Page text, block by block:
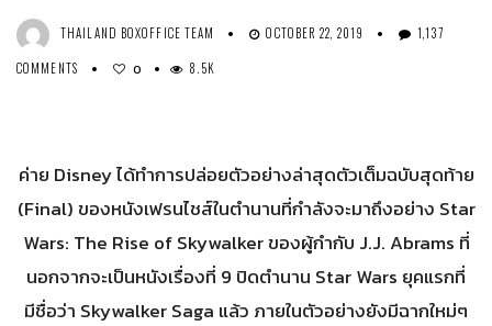
THAILAND BOXOFFICE TEAM OCTOBER 22, 2019
1,137
COMMENTS
0 8.5K
ค่าย Disney ได้ทำการปล่อยตัวอย่างล่าสุดตัวเต็มฉบับสุดท้าย
(Final) ของหนังเฟรนไชส์ในตำนานที่กำลังจะมาถึงอย่าง Star
Wars: The Rise of Skywalker ของผู้กำกับ J.J. Abrams ที่
นอกจากจะเป็นหนังเรื่องที่ 9 ปิดตำนาน Star Wars ยุคแรกที่
มีชื่อว่า Skywalker Saga แล้ว ภายในตัวอย่างยังมีฉากใหม่ๆ